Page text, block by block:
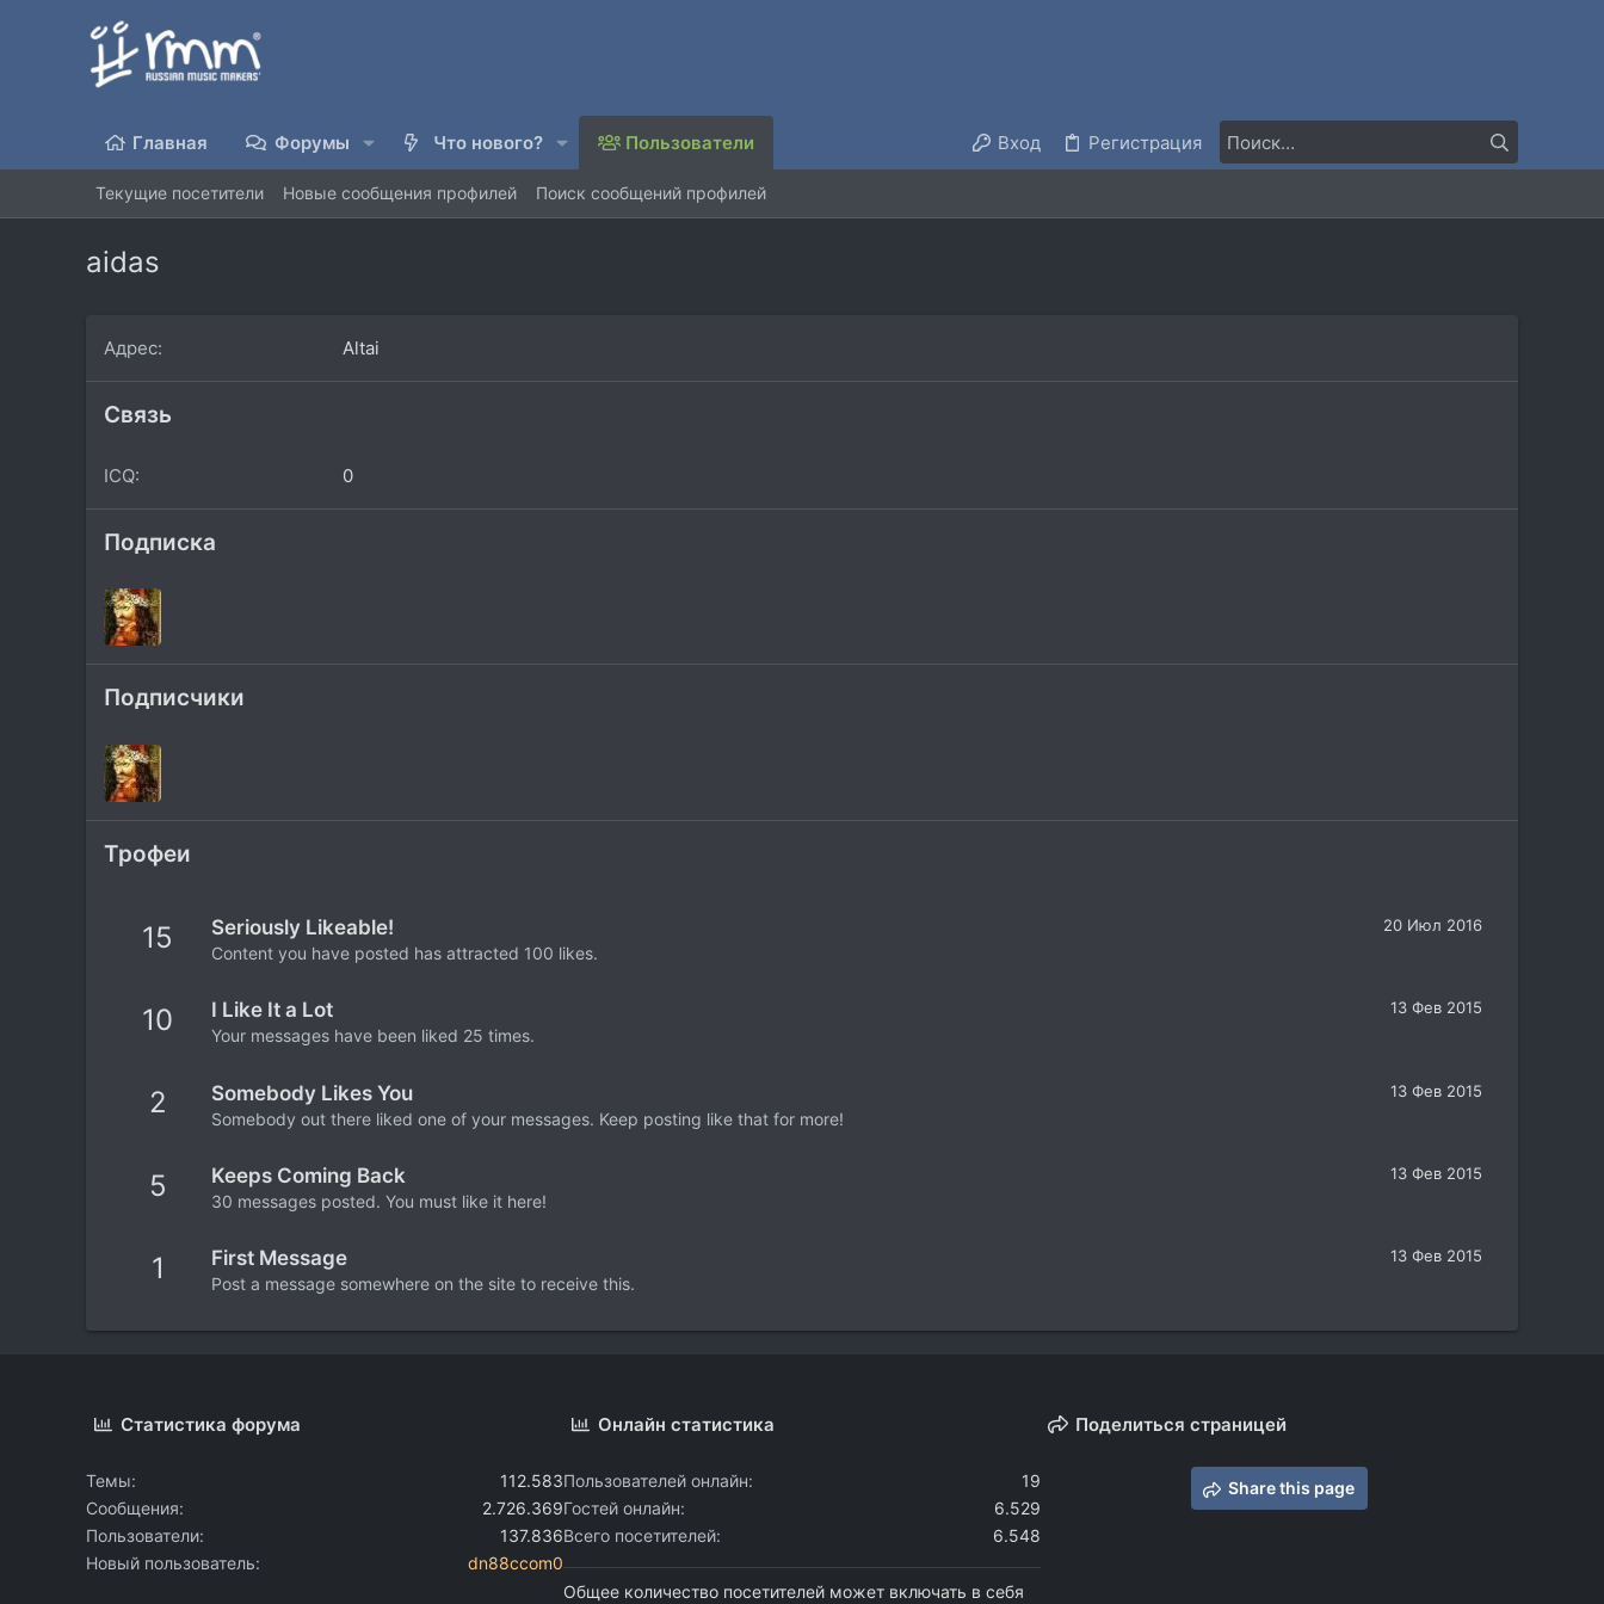
Главная Форумы Что нового? Пользователи Вход Регистрация
Текущие посетители Новые сообщения профилей Поиск сообщений профилей
aidas
Адрес Altai
Связь
ICQ 0
Подписка
Подписчики
Трофеи
15 20 Июл 2016
Seriously Likeable!
Content you have posted has attracted 100 likes.
10 13 Фев 2015
I Like It a Lot
Your messages have been liked 25 times.
2 13 Фев 2015
Somebody Likes You
Somebody out there liked one of your messages. Keep posting like that for more!
5 13 Фев 2015
Keeps Coming Back
30 messages posted. You must like it here!
1 13 Фев 2015
First Message
Post a message somewhere on the site to receive this.
Статистика форума
Темы
112.583
Сообщения
2.726.369
Пользователи
137.836
Новый пользователь
dn88ccom0
Онлайн статистика
Пользователей онлайн
19
Гостей онлайн
6.529
Всего посетителей
6.548
Общее количество посетителей может включать в себя
Поделиться страницей
Share this page